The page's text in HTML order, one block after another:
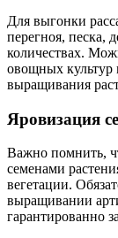
Для выгонки
перегноя, песка,
количествах.
овощных культур
выращивания
Яровизация
Важно помнить,
семенами
вегетации.
выращивании
гарантированно